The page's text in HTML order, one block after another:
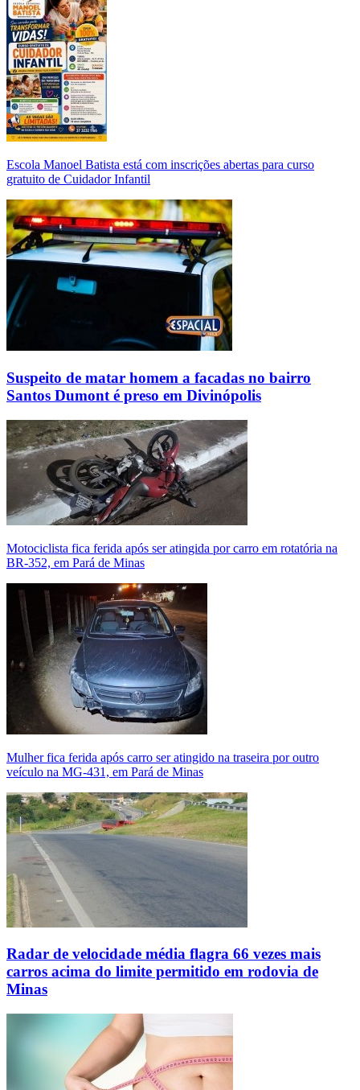
Escola Manoel Batista está com inscrições abertas para curso
gratuito de Cuidador Infantil
Suspeito de matar homem a facadas no bairro
Santos Dumont é preso em Divinópolis
Motociclista fica ferida após ser atingida por carro em rotatória na
BR-352, em Pará de Minas
Mulher fica ferida após carro ser atingido na traseira por outro
veículo na MG-431, em Pará de Minas
Radar de velocidade média flagra 66 vezes mais
carros acima do limite permitido em rodovia de
Minas